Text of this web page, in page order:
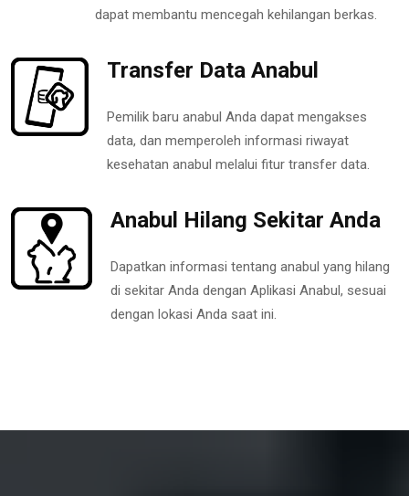
dapat membantu mencegah kehilangan berkas.
Transfer Data Anabul
Pemilik baru anabul Anda dapat mengakses
data, dan memperoleh informasi riwayat
kesehatan anabul melalui fitur transfer data.
Anabul Hilang Sekitar Anda
Dapatkan informasi tentang anabul yang hilang
di sekitar Anda dengan Aplikasi Anabul, sesuai
dengan lokasi Anda saat ini.